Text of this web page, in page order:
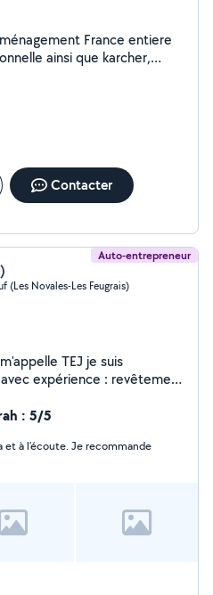
France entiere
karcher,
Contacter
Auto-entrepreneur
(Les Novales-Les Feugrais)
expérience : revêtement
pose
bien équipé avec matériels
: 5/5
à l’écoute. Je recommande